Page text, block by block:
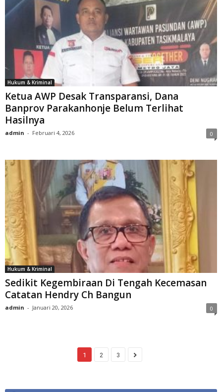
Hukum & Kriminal
Ketua AWP Desak Transparansi, Dana
Banprov Parakanhonje Belum Terlihat
Hasilnya
admin - Februari 4, 2026 0
Hukum & Kriminal
Sedikit Kegembiraan Di Tengah Kecemasan
Catatan Hendry Ch Bangun
admin - Januari 20, 2026 0
1 2 3